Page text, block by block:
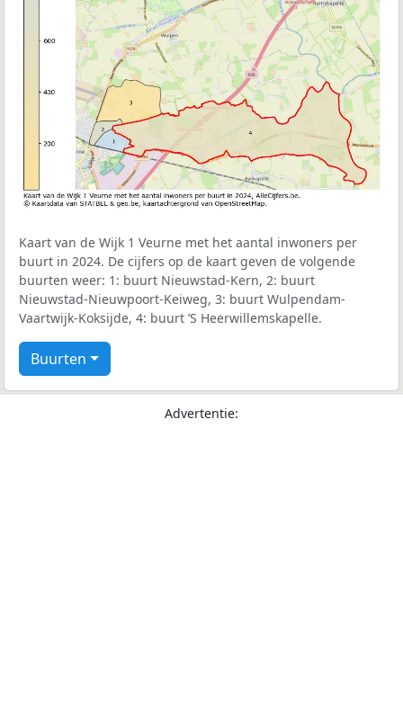
Kaart van de Wijk 1 Veurne met het aantal inwoners per
buurt in 2024. De cijfers op de kaart geven de volgende
buurten weer: 1: buurt Nieuwstad-Kern, 2: buurt
Nieuwstad-Nieuwpoort-Keiweg, 3: buurt Wulpendam-
Vaartwijk-Koksijde, 4: buurt ’S Heerwillemskapelle.
Buurten
Advertentie: